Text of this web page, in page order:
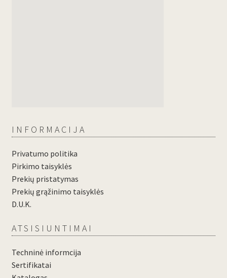
INFORMACIJA
Privatumo politika
Pirkimo taisyklės
Prekių pristatymas
Prekių grąžinimo taisyklės
D.U.K.
ATSISIUNTIMAI
Techninė informcija
Sertifikatai